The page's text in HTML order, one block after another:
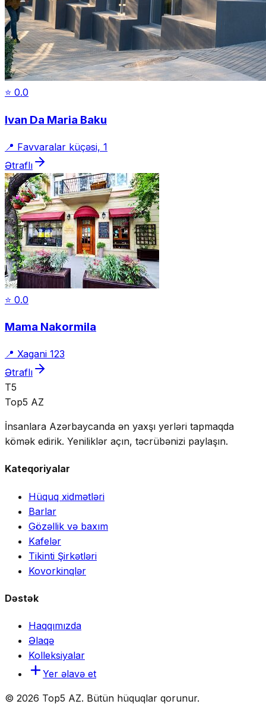
⭐ 0.0
Ivan Da Maria Baku
📍 Favvaralar küçəsi, 1
Ətraflı
⭐ 0.0
Mama Nakormila
📍 Xagani 123
Ətraflı
T5
Top5 AZ
İnsanlara Azərbaycanda ən yaxşı yerləri tapmaqda
kömək edirik. Yeniliklər açın, təcrübənizi paylaşın.
Kateqoriyalar
Hüquq xidmətləri
Barlar
Gözəllik və baxım
Kafelər
Tikinti Şirkətləri
Kovorkinqlər
Dəstək
Haqqımızda
Əlaqə
Kolleksiyalar
Yer əlavə et
© 2026 Top5 AZ. Bütün hüquqlar qorunur.